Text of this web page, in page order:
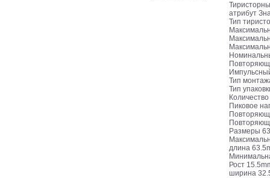
атрибут
Тип
Тип
Тип
Пиковое
Размеры
длина
Рост
ширина